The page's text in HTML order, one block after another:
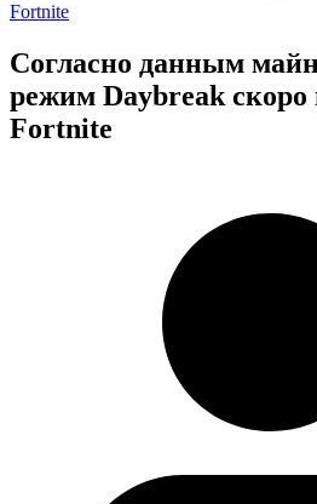
Fortnite
Согласно данным
режим Daybreak скоро
Fortnite